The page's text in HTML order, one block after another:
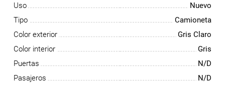
Uso
Nuevo
Tipo
Camioneta
Color exterior
Gris Claro
Color interior
Gris
Puertas
N/D
Pasajeros
N/D